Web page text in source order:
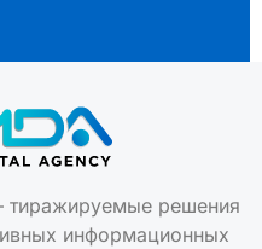
тиражируемые решения
информационных